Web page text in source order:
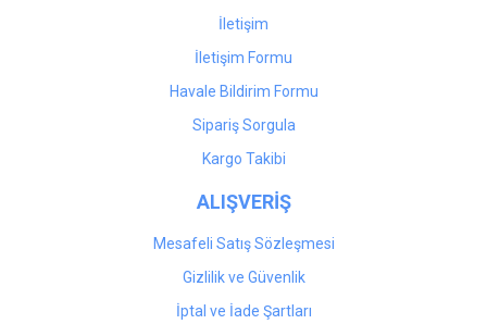
İletişim
İletişim Formu
Havale Bildirim Formu
Sipariş Sorgula
Kargo Takibi
ALIŞVERİŞ
Mesafeli Satış Sözleşmesi
Gizlilik ve Güvenlik
İptal ve İade Şartları